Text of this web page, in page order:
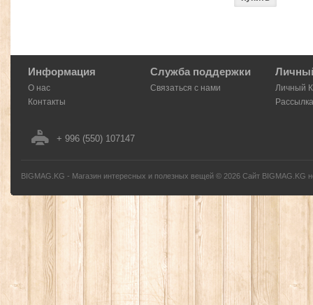
Информация
О нас
Контакты
Служба поддержки
Связаться с нами
Личный
Рассылка
+ 996 (550) 107147
BIGMAG.KG - Магазин интересных и полезных вещей © 2026 Сайт BIGMAG.KG
без письменного разрешения автора - запрещено, и будет преследоваться по